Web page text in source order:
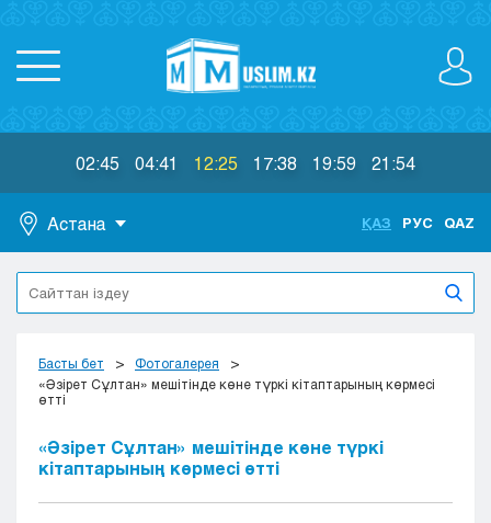
02:45 04:41 12:25 17:38 19:59 21:54
Астана
Астана
Алматы
Атырау
Жезказган
Кокшетау
ҚАЗ РУС QAZ
Басты бет
Фотогалерея
«Әзірет Сұлтан» мешітінде көне түркі кітаптарының көрмесі
өтті
«Әзірет Сұлтан» мешітінде көне түркі
кітаптарының көрмесі өтті